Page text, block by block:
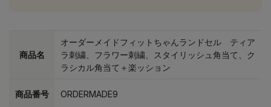
商品名
オーダーメイドフィットちゃんランドセル ティア
ラ刺繍、フラワー刺繍、スタイリッシュ角当て、ク
ラシカル角当て＋楽ッション
商品番号 ORDERMADE9